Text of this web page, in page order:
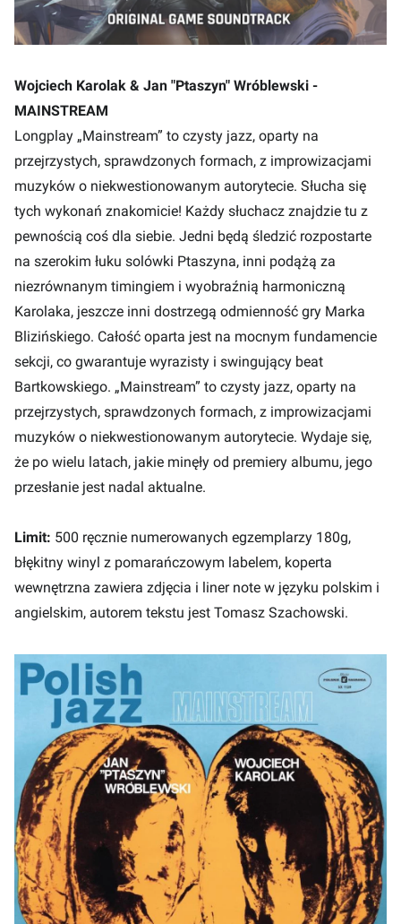
Wojciech Karolak & Jan "Ptaszyn" Wróblewski -
MAINSTREAM
Longplay „Mainstream” to czysty jazz, oparty na
przejrzystych, sprawdzonych formach, z improwizacjami
muzyków o niekwestionowanym autorytecie. Słucha się
tych wykonań znakomicie! Każdy słuchacz znajdzie tu z
pewnością coś dla siebie. Jedni będą śledzić rozpostarte
na szerokim łuku solówki Ptaszyna, inni podążą za
niezrównanym timingiem i wyobraźnią harmoniczną
Karolaka, jeszcze inni dostrzegą odmienność gry Marka
Blizińskiego. Całość oparta jest na mocnym fundamencie
sekcji, co gwarantuje wyrazisty i swingujący beat
Bartkowskiego. „Mainstream” to czysty jazz, oparty na
przejrzystych, sprawdzonych formach, z improwizacjami
muzyków o niekwestionowanym autorytecie. Wydaje się,
że po wielu latach, jakie minęły od premiery albumu, jego
przesłanie jest nadal aktualne.
Limit: 500 ręcznie numerowanych egzemplarzy 180g,
błękitny winyl z pomarańczowym labelem, koperta
wewnętrzna zawiera zdjęcia i liner note w języku polskim i
angielskim, autorem tekstu jest Tomasz Szachowski.